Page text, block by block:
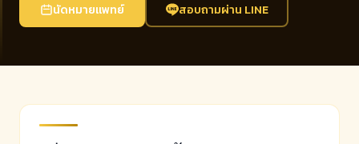
นัดหมายแพทย์ สอบถามผ่าน LINE